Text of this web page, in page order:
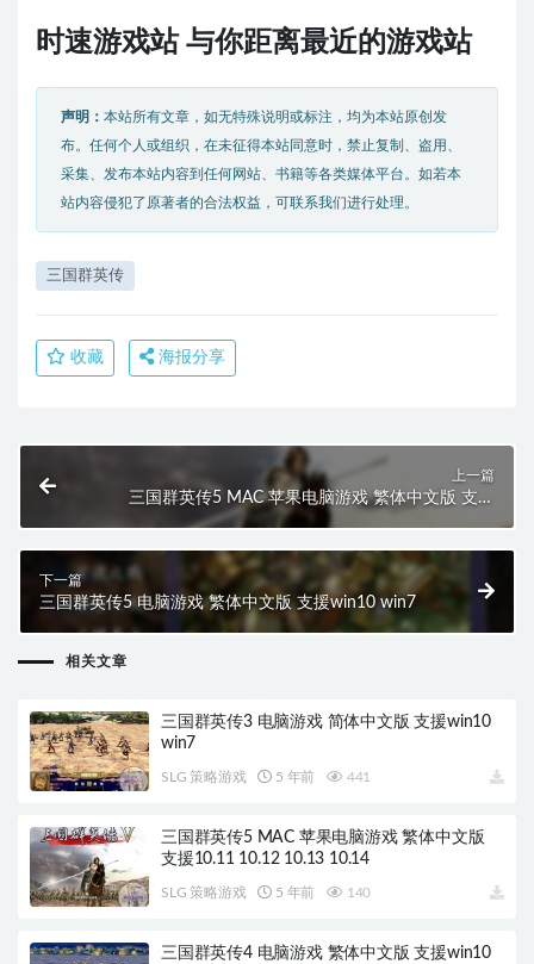
时速游戏站 与你距离最近的游戏站
声明： 本站所有文章，如无特殊说明或标注，均为本站原创发
布。任何个人或组织，在未征得本站同意时，禁止复制、盗用、
采集、发布本站内容到任何网站、书籍等各类媒体平台。如若本
站内容侵犯了原著者的合法权益，可联系我们进行处理。
三国群英传
收藏 海报分享
上一篇
三国群英传5 MAC 苹果电脑游戏 繁体中文版 支援
下一篇
三国群英传5 电脑游戏 繁体中文版 支援win10 win7
相关文章
三国群英传3 电脑游戏 简体中文版 支援win10
win7
SLG 策略游戏 5 年前 441
三国群英传5 MAC 苹果电脑游戏 繁体中文版
支援10.11 10.12 10.13 10.14
SLG 策略游戏 5 年前 140
三国群英传4 电脑游戏 繁体中文版 支援win10